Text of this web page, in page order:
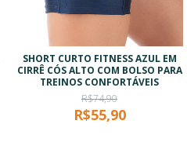
SHORT CURTO FITNESS AZUL EM
CIRRÊ CÓS ALTO COM BOLSO PARA
TREINOS CONFORTÁVEIS
R$74,90
R$55,90